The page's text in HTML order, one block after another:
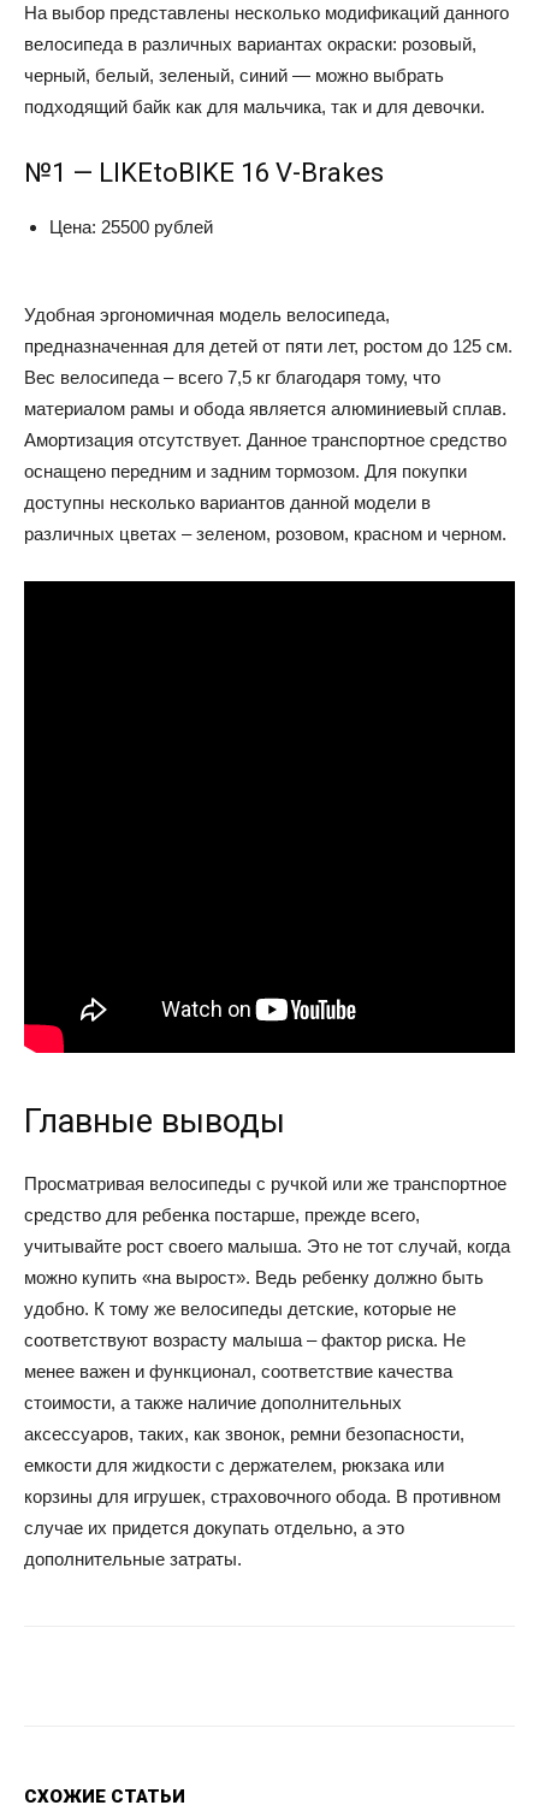
На выбор представлены несколько модификаций данного
велосипеда в различных вариантах окраски: розовый,
черный, белый, зеленый, синий — можно выбрать
подходящий байк как для мальчика, так и для девочки.
№1 — LIKEtoBIKE 16 V-Brakes
Цена: 25500 рублей
Удобная эргономичная модель велосипеда,
предназначенная для детей от пяти лет, ростом до 125 см.
Вес велосипеда – всего 7,5 кг благодаря тому, что
материалом рамы и обода является алюминиевый сплав.
Амортизация отсутствует. Данное транспортное средство
оснащено передним и задним тормозом. Для покупки
доступны несколько вариантов данной модели в
различных цветах – зеленом, розовом, красном и черном.
Главные выводы
Просматривая велосипеды с ручкой или же транспортное
средство для ребенка постарше, прежде всего,
учитывайте рост своего малыша. Это не тот случай, когда
можно купить «на вырост». Ведь ребенку должно быть
удобно. К тому же велосипеды детские, которые не
соответствуют возрасту малыша – фактор риска. Не
менее важен и функционал, соответствие качества
стоимости, а также наличие дополнительных
аксессуаров, таких, как звонок, ремни безопасности,
емкости для жидкости с держателем, рюкзака или
корзины для игрушек, страховочного обода. В противном
случае их придется докупать отдельно, а это
дополнительные затраты.
СХОЖИЕ СТАТЬИ